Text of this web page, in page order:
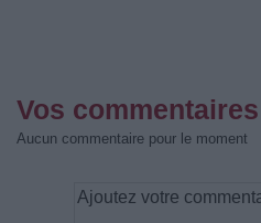
Vos commentaires
Aucun commentaire pour le moment